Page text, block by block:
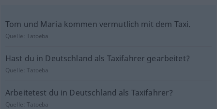
Tom und Maria kommen vermutlich mit dem Taxi.
Quelle:Tatoeba
Hast du in Deutschland als Taxifahrer gearbeitet?
Quelle:Tatoeba
Arbeitetest du in Deutschland als Taxifahrer?
Quelle:Tatoeba